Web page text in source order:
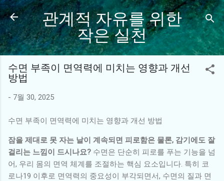
기본 콘텐츠로 건너뛰기
관계적 자유를 위한
작은 실천
수면 부족이 면역력에 미치는 영향과 개선
방법
- 7월 30, 2025
수면 부족이 면역력에 미치는 영향과 개선 방법
잠을 제대로 못 자는 날이 계속되면 피로함은 물론, 감기에도 잘
걸리는 느낌이 드시나요? 수면은 단순히 피로를 푸는 기능을 넘
어, 우리 몸의 면역 체계를 조절하는 핵심 요소입니다. 특히 코
로나19 이후로 면역력의 중요성이 부각되면서, 수면의 질과 면